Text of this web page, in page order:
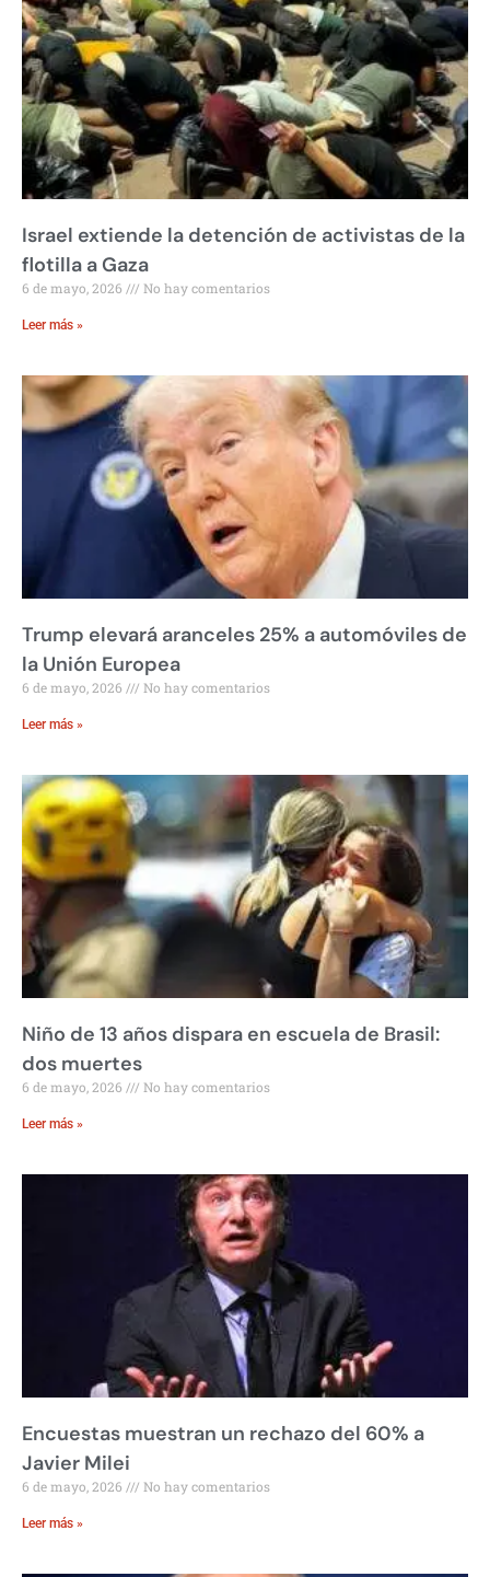
Israel extiende la detención de activistas de la
flotilla a Gaza
6 de mayo, 2026 No hay comentarios
Leer más »
Trump elevará aranceles 25% a automóviles de
la Unión Europea
6 de mayo, 2026 No hay comentarios
Leer más »
Niño de 13 años dispara en escuela de Brasil:
dos muertes
6 de mayo, 2026 No hay comentarios
Leer más »
Encuestas muestran un rechazo del 60% a
Javier Milei
6 de mayo, 2026 No hay comentarios
Leer más »